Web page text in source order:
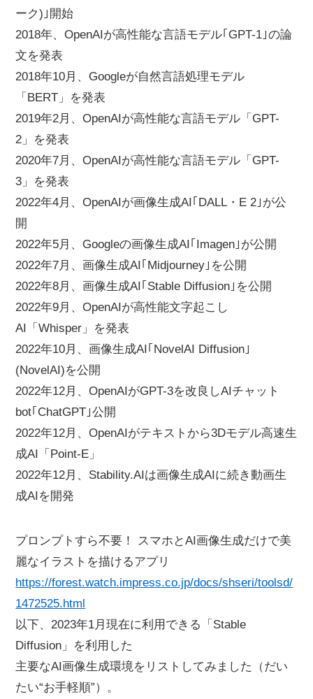
ーク)｣開始
2018年、OpenAIが高性能な言語モデル｢GPT-1｣の論
文を発表
2018年10月、Googleが自然言語処理モデル
「BERT」を発表
2019年2月、OpenAIが高性能な言語モデル「GPT-
2」を発表
2020年7月、OpenAIが高性能な言語モデル「GPT-
3」を発表
2022年4月、OpenAIが画像生成AI｢DALL・E 2｣が公
開
2022年5月、Googleの画像生成AI｢Imagen｣が公開
2022年7月、画像生成AI｢Midjourney｣を公開
2022年8月、画像生成AI｢Stable Diffusion｣を公開
2022年9月、OpenAIが高性能文字起こし
AI「Whisper」を発表
2022年10月、画像生成AI｢NovelAI Diffusion｣
(NovelAI)を公開
2022年12月、OpenAIがGPT-3を改良しAIチャット
bot｢ChatGPT｣公開
2022年12月、OpenAIがテキストから3Dモデル高速生
成AI「Point-E」
2022年12月、Stability.AIは画像生成AIに続き動画生
成AIを開発
プロンプトすら不要！ スマホとAI画像生成だけで美
麗なイラストを描けるアプリ
https://forest.watch.impress.co.jp/docs/shseri/toolsd/
1472525.html
以下、2023年1月現在に利用できる「Stable
Diffusion」を利用した
主要なAI画像生成環境をリストしてみました（だい
たい“お手軽順”）。